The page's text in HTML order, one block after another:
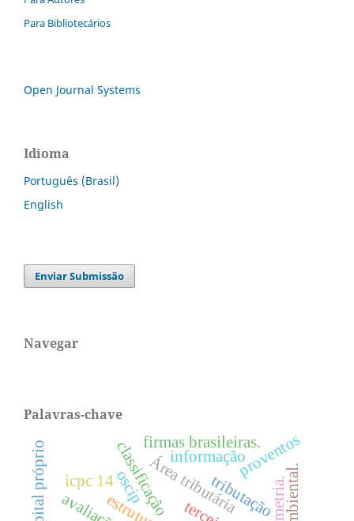
Para Bibliotecários
Open Journal Systems
Idioma
Português (Brasil)
English
Enviar Submissão
Navegar
Palavras-chave
classificaçãoÁrea tributáriatributação
firmas brasileiras.
oscip
icpc 14
proventos
informação